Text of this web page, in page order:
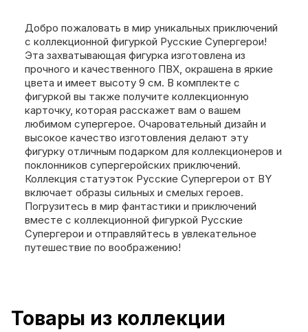
Добро пожаловать в мир уникальных приключений
с коллекционной фигуркой Русские Супергерои!
Эта захватывающая фигурка изготовлена из
прочного и качественного ПВХ, окрашена в яркие
цвета и имеет высоту 9 см. В комплекте с
фигуркой вы также получите коллекционную
карточку, которая расскажет вам о вашем
любимом супергерое. Очаровательный дизайн и
высокое качество изготовления делают эту
фигурку отличным подарком для коллекционеров и
поклонников супергеройских приключений.
Коллекция статуэток Русские Супергерои от BY
включает образы сильных и смелых героев.
Погрузитесь в мир фантастики и приключений
вместе с коллекционной фигуркой Русские
Супергерои и отправляйтесь в увлекательное
путешествие по воображению!
Товары из коллекции